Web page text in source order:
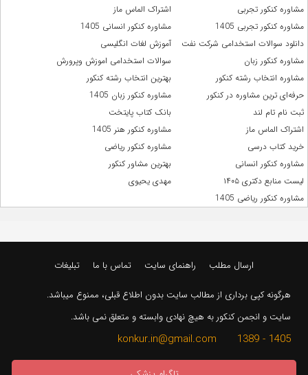
مشاوره کنکور تجربی
اشتراک الماس ماز
مشاوره کنکور تجربی 1405
مشاوره کنکور انسانی 1405
دانلود سوالات استخدامی شرکت نفت
آموزش لغات انگلیسی
مشاوره کنکور زبان
سوالات استخدامی اموزش وپرورش
مشاوره انتخاب رشته کنکور
بهترین انتخاب رشته کنکور
حرفه‌ای ترین مشاوره در کنکور
مشاوره کنکور زبان 1405
ثبت نام تام لند
بانک کتاب پایتخت
اشتراک الماس ماز
مشاوره کنکور هنر 1405
خرید کتاب درسی
مشاوره کنکور ریاضی
مشاوره کنکور انسانی
بهترین مشاور کنکور
لیست منابع دکتری ۱۴۰۵
مهدی یحیوی
مشاوره کنکور ریاضی 1405
ارسال مطلب راهنمای سایت تماس با ما تبلیغات
هرگونه کپی برداری از مطالب سایت بدون اطلاع قبلی، ممنوع میباشد.
سایت و انجمن کنکور به هیچ نهادی وابسته و متعلق نمی باشد.
1405 - 1389 konkur.in@gmail.com